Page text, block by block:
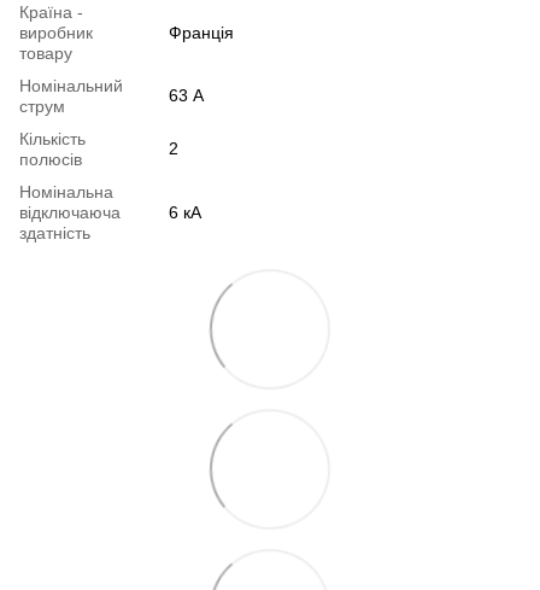
Країна -
виробник
товару
Франція
Номінальний
струм
63 А
Кількість
полюсів
2
Номінальна
відключаюча
здатність
6 кА